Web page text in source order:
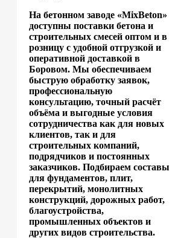
На бетонном заводе «MixBeton»
доступны поставки бетона и
строительных смесей оптом и в
розницу с удобной отгрузкой и
оперативной доставкой в
Боровом. Мы обеспечиваем
быструю обработку заявок,
профессиональную
консультацию, точный расчёт
объёма и выгодные условия
сотрудничества как для новых
клиентов, так и для
строительных компаний,
подрядчиков и постоянных
заказчиков. Подбираем составы
для фундаментов, плит,
перекрытий, монолитных
конструкций, дорожных работ,
благоустройства,
промышленных объектов и
других видов строительства.